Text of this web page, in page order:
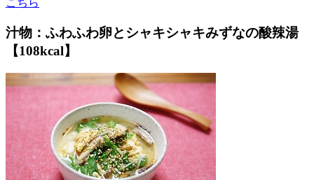
汁物：ふわふわ卵とシャキシャキみずなの酸辣湯
【108kcal】